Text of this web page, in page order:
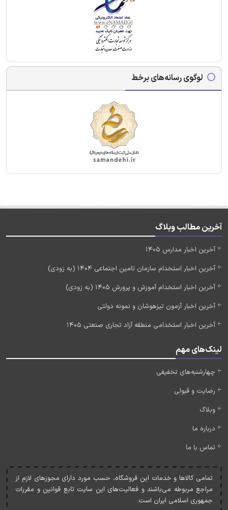
لوگوی رسانه‌های برخط
آخرین مطالب وبلاگ
آخرین اخبار مدارس 1405
آخرین اخبار استخدام سازمان تامین اجتماعی 1404 (به زودی)
آخرین اخبار استخدام آموزش و پرورش 1405 (به زودی)
آخرین اخبار آزمون تیزهوشان و نمونه دولتی
آخرین اخبار استخدامی منطقه آزاد تجاری صنعتی 1405
لینک‌های مهم
چهارشنبه‌های تخفیفی
رضایت و قبولی
وبلاگ
درباره ما
تماس با ما
تمامی کالاها و خدمات اين فروشگاه، حسب مورد دارای مجوزهای لازم از
مراجع مربوطه می‌باشند و فعاليت‌های اين سايت تابع قوانين و مقررات
جمهوری اسلامی ايران است.